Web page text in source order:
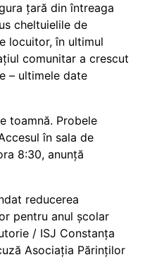
țară din întreaga
cheltuielile de
locuitor, în ultimul
comunitar a crescut
– ultimele date
toamnă. Probele
în sala de
8:30, anunță
reducerea
pentru anul școlar
/ ISJ Constanța
Asociația Părinților